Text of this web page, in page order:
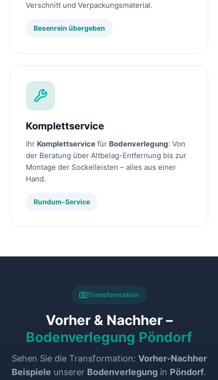
Verschnitt und Verpackungsmaterial.
Besenrein übergeben
Komplettservice
Ihr Komplettservice für Bodenverlegung: Von
der Beratung über Altbelag-Entfernung bis zur
Montage der Sockelleisten – alles aus einer
Hand.
Rundum-Service
Transformation
Vorher & Nachher –
Bodenverlegung Pöndorf
Sehen Sie die Transformation: Vorher-Nachher
Beispiele unserer Bodenverlegung in Pöndorf.